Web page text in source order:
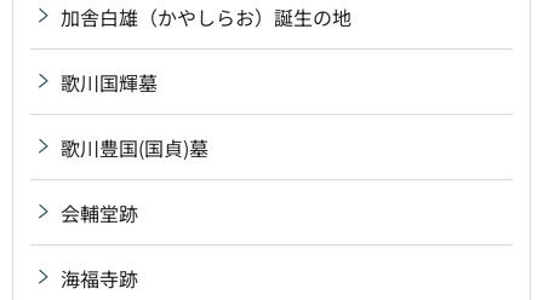
加舎白雄（かやしらお）誕生の地
歌川国輝墓
歌川豊国(国貞)墓
会輔堂跡
海福寺跡